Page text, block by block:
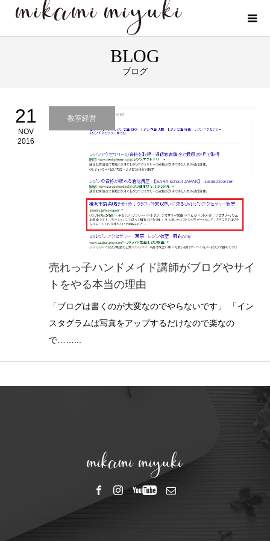
BLOG
ブログ
21
NOV
2016
教室経営
売れっ子ハンドメイド講師がブログやサイ
トをやる本当の理由
「ブログは書くのが大変なのでやらないです」 「イン
スタグラムは写真をアップするだけなので楽なの
で……...